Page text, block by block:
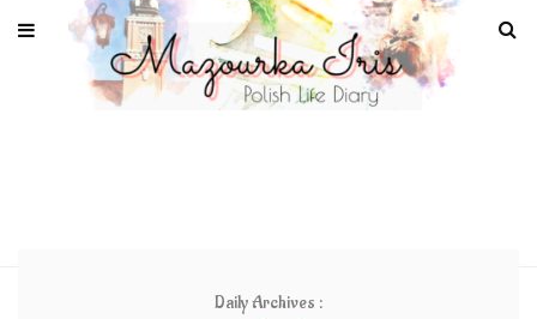
Daily Archives :